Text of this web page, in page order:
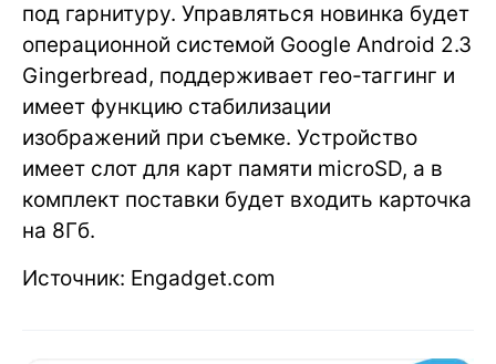
под гарнитуру. Управляться новинка будет
операционной системой Google Android 2.3
Gingerbread, поддерживает гео-таггинг и
имеет функцию стабилизации
изображений при съемке. Устройство
имеет слот для карт памяти microSD, а в
комплект поставки будет входить карточка
на 8Гб.
Источник: Engadget.com